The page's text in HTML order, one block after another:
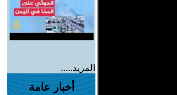
المزيد.....
أخبار عامة